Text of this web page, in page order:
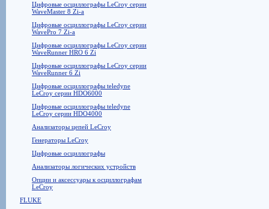
Цифровые осциллографы LeCroy серии
WaveMaster 8 Zi-a
Цифровые осциллографы LeCroy серии
WavePro 7 Zi-a
Цифровые осциллографы LeCroy серии
WaveRunner HRO 6 Zi
Цифровые осциллографы LeCroy серии
WaveRunner 6 Zi
Цифровые осциллографы teledyne
LeCroy серии HDO6000
Цифровые осциллографы teledyne
LeCroy серии HDO4000
Анализаторы цепей LeCroy
Генераторы LeCroy
Цифровые осциллографы
Анализаторы логических устройств
Опции и аксессуары к осциллографам
LeCroy
FLUKE